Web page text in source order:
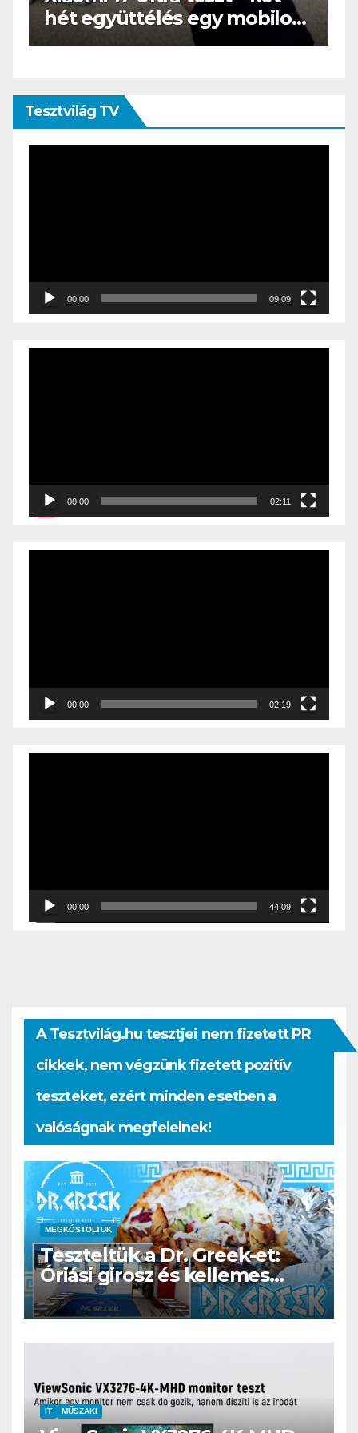
egy mobilos
az e-book
öltönyt húz
Tesztvilág TV
00:00 09:09
00:00 02:11
00:00 02:19
00:00 44:09
A Tesztvilág.hu tesztjei nem fizetett PR
cikkek, nem végzünk fizetett pozitív
teszteket, ezért minden esetben a
valóságnak megfelelnek!
MEGKÓSTOLTUK
Teszteltük a Dr. Greek-et:
Óriási girosz és kellemes
kerthelyiség Csepel szívében
IT MŰSZAKI